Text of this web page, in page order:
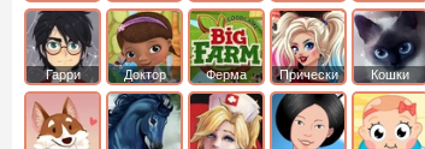
том
Прекрасная
Спайс
Гарри
Поттер
Доктор
Плюшева
Ферма Прически Кошки